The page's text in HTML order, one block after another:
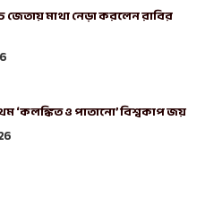
জেতায় মাথা নেড়া করলেন রাবির
‘কলঙ্কিত ও পাতানো’ বিশ্বকাপ জয়